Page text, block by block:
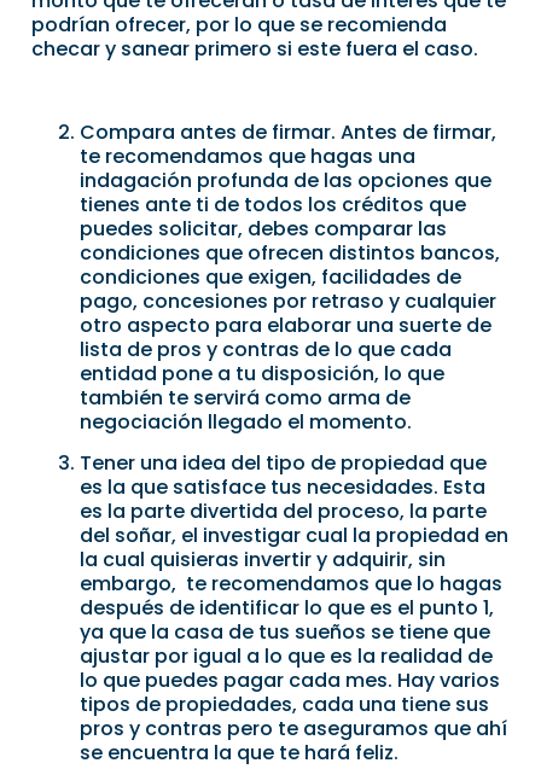
podrían ofrecer, por lo que se recomienda
checar y sanear primero si este fuera el caso.
Compara antes de firmar. Antes de firmar,
te recomendamos que hagas una
indagación profunda de las opciones que
tienes ante ti de todos los créditos que
puedes solicitar, debes comparar las
condiciones que ofrecen distintos bancos,
condiciones que exigen, facilidades de
pago, concesiones por retraso y cualquier
otro aspecto para elaborar una suerte de
lista de pros y contras de lo que cada
entidad pone a tu disposición, lo que
también te servirá como arma de
negociación llegado el momento.
Tener una idea del tipo de propiedad que
es la que satisface tus necesidades. Esta
es la parte divertida del proceso, la parte
del soñar, el investigar cual la propiedad en
la cual quisieras invertir y adquirir, sin
embargo, te recomendamos que lo hagas
después de identificar lo que es el punto 1,
ya que la casa de tus sueños se tiene que
ajustar por igual a lo que es la realidad de
lo que puedes pagar cada mes. Hay varios
tipos de propiedades, cada una tiene sus
pros y contras pero te aseguramos que ahí
se encuentra la que te hará feliz.